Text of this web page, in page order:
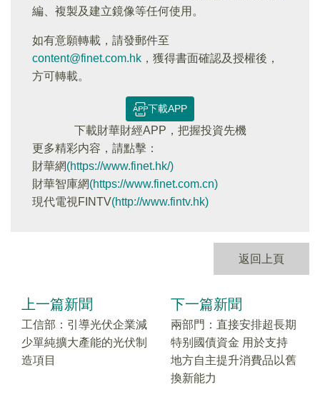
編、複製及建立鏡像等任何使用。
如有意願轉載，請發郵件至
content@finet.com.hk ，獲得書面確認及授權後，
方可轉載。
下載APP
下載財華財經APP，把握投資先機
更多精彩内容，請點擊：
財華網(https://www.finet.hk/)
財華智庫網(https://www.finet.com.cn)
現代電視FINTV(http://www.fintv.hk)
返回上頁
上一篇新聞
工信部：引導光伏企業減
少單純擴大產能的光伏制
造項目
下一篇新聞
兩部門：直接安排超長期
特别國債資金 用於支持
地方自主提升消費品以舊
換新能力